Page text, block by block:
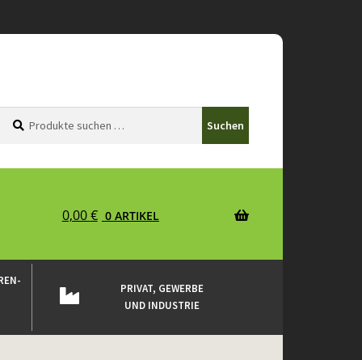
nach:
Suchen
0,00€ 0 ARTIKEL
PRIVAT, GEWERBE
UND INDUSTRIE